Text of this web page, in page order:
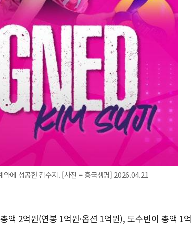
에 성공한 김수지. [사진 = 흥국생명] 2026.04.21
액 2억원(연봉 1억원·옵션 1억원), 도수빈이 총액 1억